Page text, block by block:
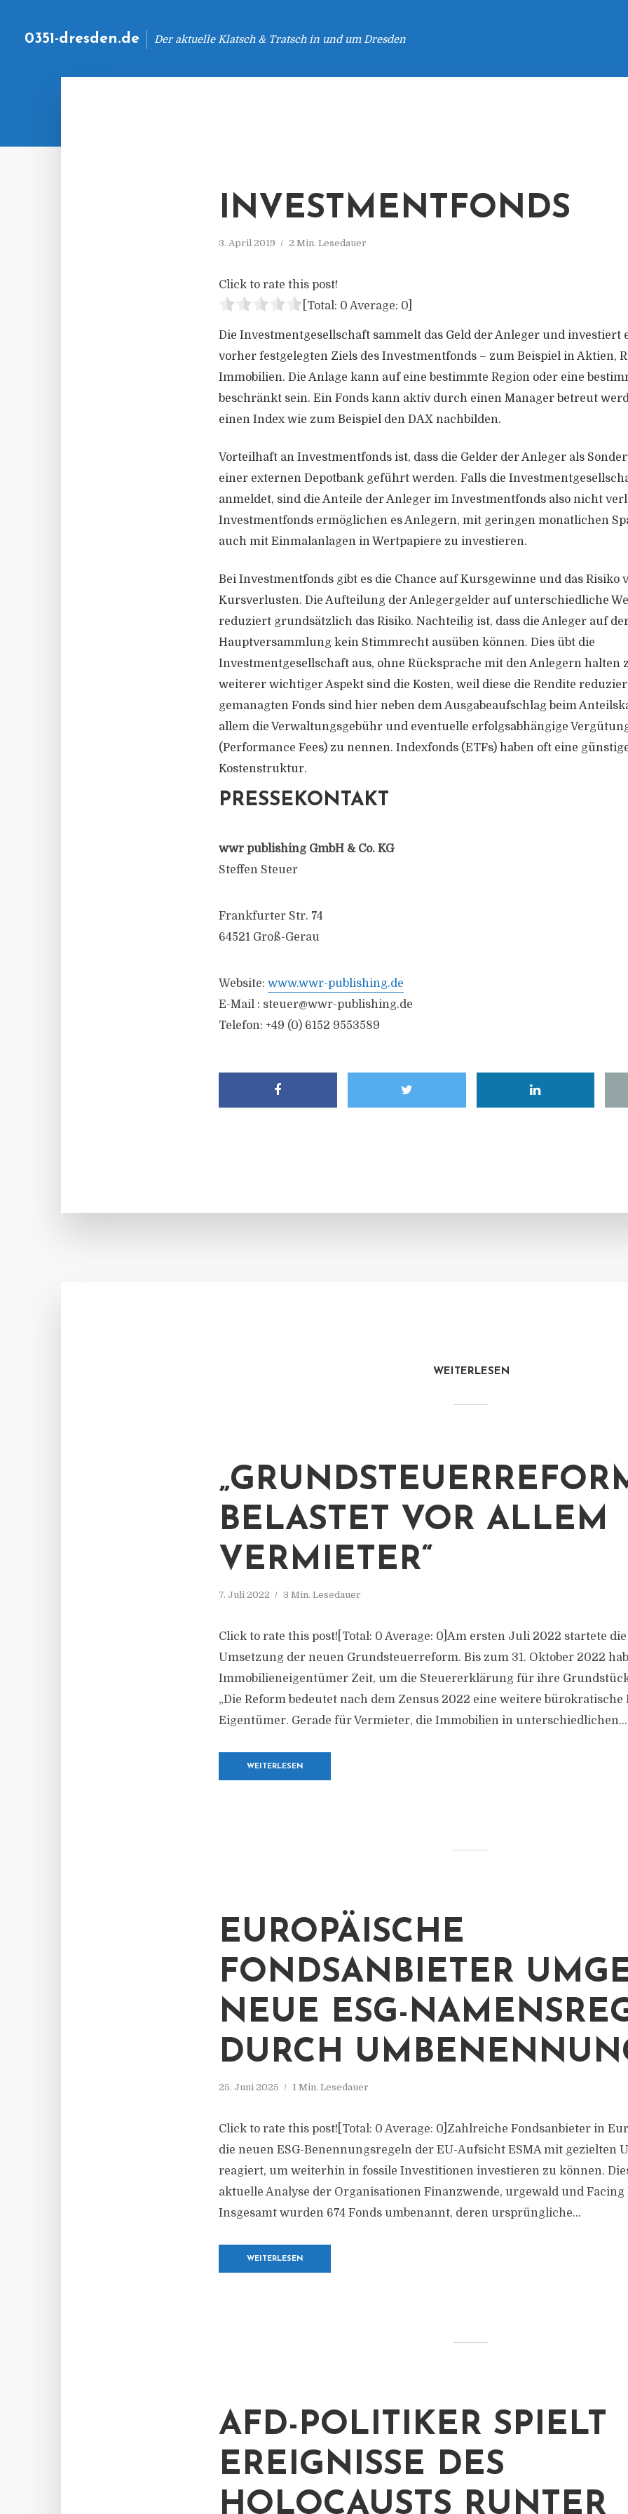
0351-dresden.de Der aktuelle Klatsch & Tratsch in und um Dresden
INVESTMENTFONDS
3. April 2019 2 Min. Lesedauer
Click to rate this post!
[Total: 0 Average: 0
Die Investmentgesellschaft sammelt das Geld der Anleger und investiert
vorher festgelegten Ziels des Investmentfonds – zum Beispiel in Aktien,
Immobilien. Die Anlage kann auf eine bestimmte Region oder eine
beschränkt sein. Ein Fonds kann aktiv durch einen Manager betreut
einen Index wie zum Beispiel den DAX nachbilden.
Vorteilhaft an Investmentfonds ist, dass die Gelder der Anleger als
einer externen Depotbank geführt werden. Falls die
anmeldet, sind die Anteile der Anleger im Investmentfonds also nicht
Investmentfonds ermöglichen es Anlegern, mit geringen monatlichen
auch mit Einmalanlagen in Wertpapiere zu investieren.
Bei Investmentfonds gibt es die Chance auf Kursgewinne und das Risiko
Kursverlusten. Die Aufteilung der Anlegergelder auf unterschiedliche
reduziert grundsätzlich das Risiko. Nachteilig ist, dass die Anleger auf
Hauptversammlung kein Stimmrecht ausüben können. Dies übt die
Investmentgesellschaft aus, ohne Rücksprache mit den Anlegern halten
weiterer wichtiger Aspekt sind die Kosten, weil diese die Rendite
gemanagten Fonds sind hier neben dem Ausgabeaufschlag beim
allem die Verwaltungsgebühr und eventuelle erfolgsabhängige
(Performance Fees) zu nennen. Indexfonds (ETFs) haben oft eine
Kostenstruktur.
PRESSEKONTAKT
wwr publishing GmbH & Co. KG
Steffen Steuer
Frankfurter Str. 74
64521 Groß-Gerau
Website: www.wwr-publishing.de
E-Mail : steuer@wwr-publishing.de
Telefon: +49 (0) 6152 9553589
WEITERLESEN
BELASTET VOR ALLEM
VERMIETER“
7. Juli 2022 3 Min. Lesedauer
Click to rate this post![Total: 0 Average: 0]Am ersten Juli 2022 startete
Umsetzung der neuen Grundsteuerreform. Bis zum 31. Oktober 2022
Immobilieneigentümer Zeit, um die Steuererklärung für ihre
„Die Reform bedeutet nach dem Zensus 2022 eine weitere
Eigentümer. Gerade für Vermieter, die Immobilien in unterschiedlichen...
WEITERLESEN
EUROPÄISCHE
FONDSANBIETER
NEUE ESG-
DURCH
25. Juni 2025 1 Min. Lesedauer
Click to rate this post![Total: 0 Average: 0]Zahlreiche Fondsanbieter in
die neuen ESG-Benennungsregeln der EU-Aufsicht ESMA mit gezielten
reagiert, um weiterhin in fossile Investitionen investieren zu können.
aktuelle Analyse der Organisationen Finanzwende, urgewald und Facing
Insgesamt wurden 674 Fonds umbenannt, deren ursprüngliche...
WEITERLESEN
AFD-POLITIKER SPIELT
EREIGNISSE DES
HOLOCAUSTS RUNTER